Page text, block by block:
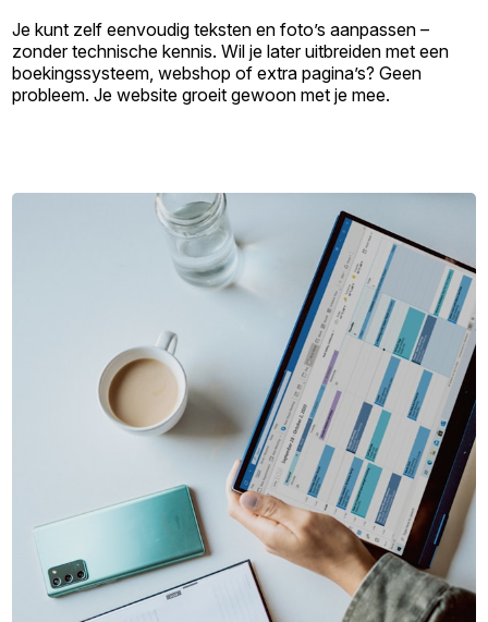
Je kunt zelf eenvoudig teksten en foto’s aanpassen –
zonder technische kennis. Wil je later uitbreiden met een
boekingssysteem, webshop of extra pagina’s? Geen
probleem. Je website groeit gewoon met je mee.